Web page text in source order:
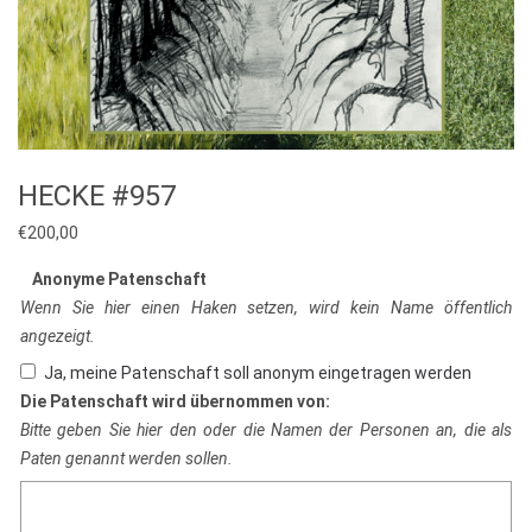
HECKE #957
€200,00
Anonyme Patenschaft
Wenn Sie hier einen Haken setzen, wird kein Name öffentlich
angezeigt.
Ja, meine Patenschaft soll anonym eingetragen werden
Die Patenschaft wird übernommen von:
Bitte geben Sie hier den oder die Namen der Personen an, die als
Paten genannt werden sollen.